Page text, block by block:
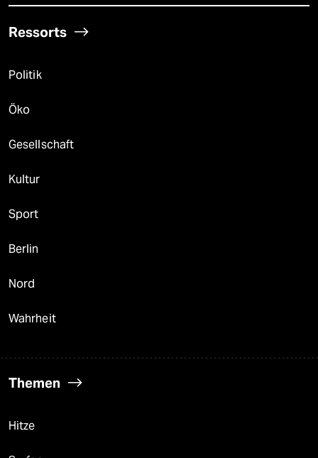
Ressorts
Politik
Öko
Gesellschaft
Kultur
Sport
Berlin
Nord
Wahrheit
Themen
Hitze